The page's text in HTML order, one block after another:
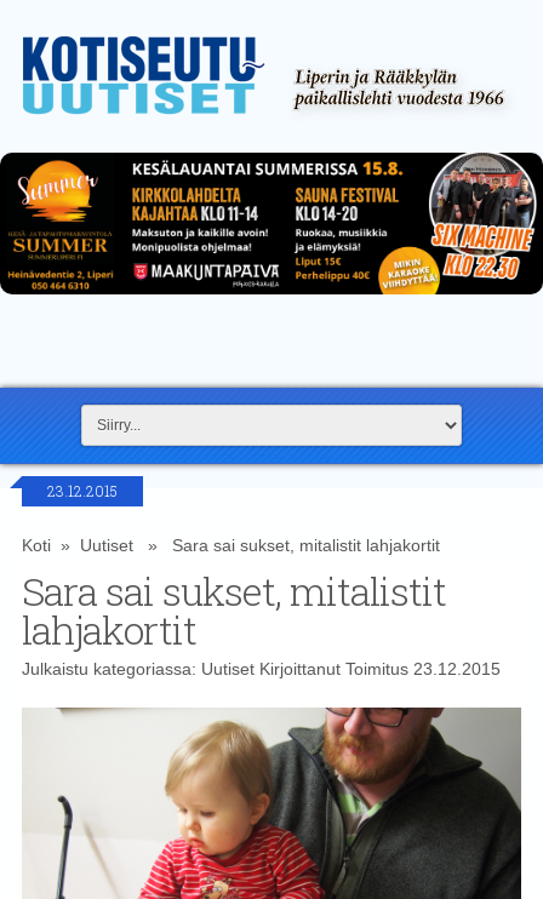
23.12.2015
Koti» Uutiset» Sara sai sukset, mitalistit lahjakortit
Sara sai sukset, mitalistit
lahjakortit
Julkaistu kategoriassa: UutisetKirjoittanut Toimitus23.12.2015